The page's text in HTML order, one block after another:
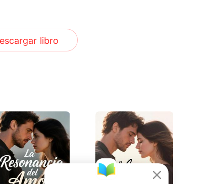
libro